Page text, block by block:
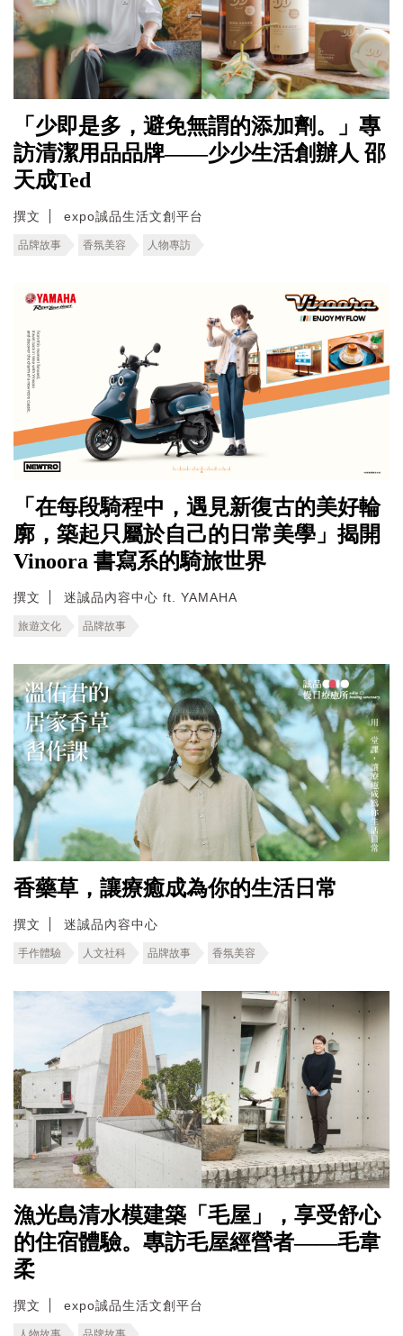
「少即是多，避免無謂的添加劑。」專
訪清潔用品品牌——少少生活創辦人 邵
天成Ted
撰文 expo誠品生活文創平台
品牌故事 香氛美容 人物專訪
「在每段騎程中，遇見新復古的美好輪
廓，築起只屬於自己的日常美學」揭開
Vinoora 書寫系的騎旅世界
撰文 迷誠品內容中心 ft. YAMAHA
旅遊文化 品牌故事
香藥草，讓療癒成為你的生活日常
撰文 迷誠品內容中心
手作體驗 人文社科 品牌故事 香氛美容
漁光島清水模建築「毛屋」，享受舒心
的住宿體驗。專訪毛屋經營者——毛韋
柔
撰文 expo誠品生活文創平台